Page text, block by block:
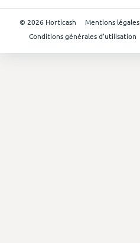
© 2026 Horticash Mentions légales
Conditions générales d'utilisation